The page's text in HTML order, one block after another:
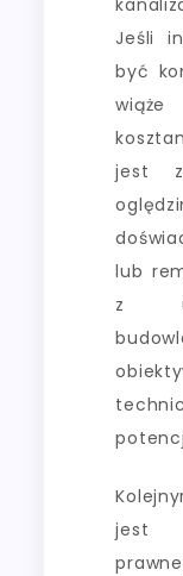
Jeśli
być
jest
lub
z
jest